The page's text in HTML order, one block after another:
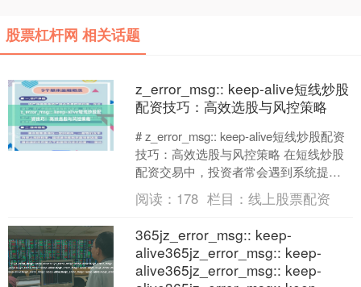
股票杠杆网 相关话题
z_error_msg:: keep-alive短线炒股
配资技巧：高效选股与风控策略
# z_error_msg:: keep-alive短线炒股配资
技巧：高效选股与风控策略 在短线炒股
配资交易中，投资者常会遇到系统提示
“z_error_msg:....
阅读： 178 栏目：线上股票配资
365jz_error_msg:: keep-
alive365jz_error_msg:: keep-
alive365jz_error_msg:: keep-